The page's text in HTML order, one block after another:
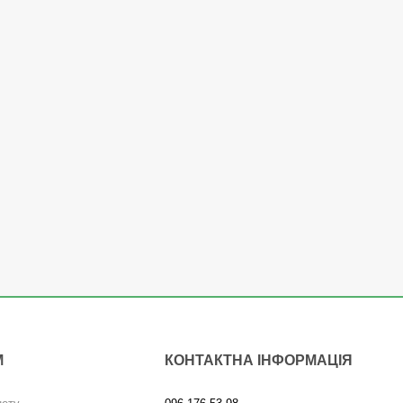
КОНТАКТНА ІНФОРМАЦІЯ